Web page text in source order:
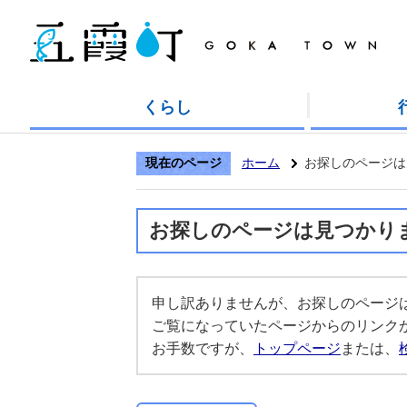
くらし
現在のページ ホーム お探しのページ
お探しのページは見つかり
申し訳ありませんが、お探しのページ
ご覧になっていたページからのリン
お手数ですが、
トップページ または、